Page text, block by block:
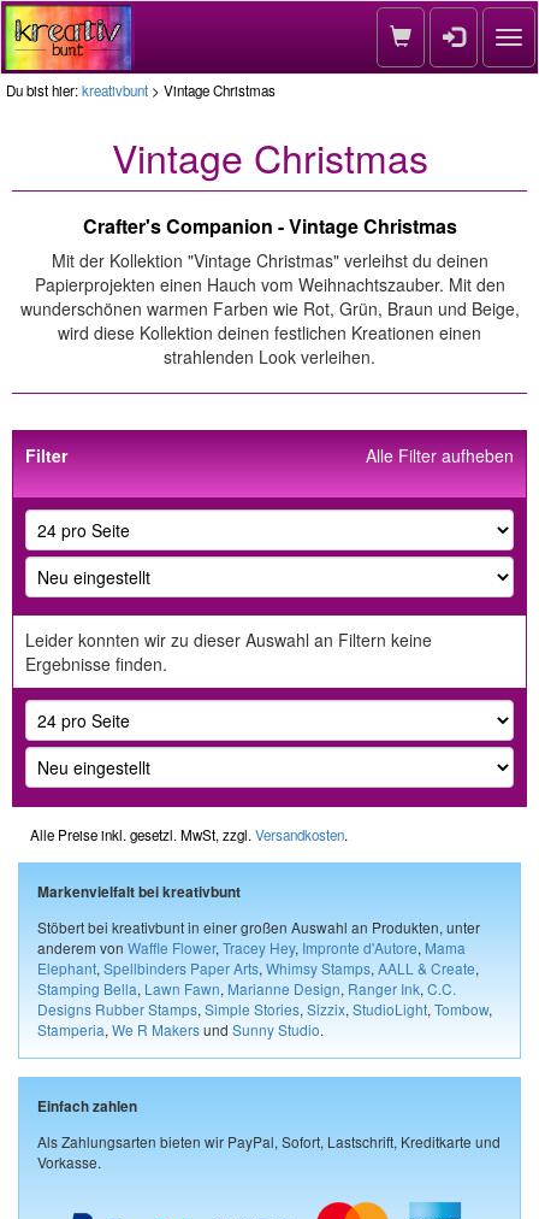
Du bist hier:kreativbunt > Vintage Christmas
Vintage Christmas
Crafter's Companion - Vintage Christmas
Mit der Kollektion "Vintage Christmas" verleihst du deinen
Papierprojekten einen Hauch vom Weihnachtszauber. Mit den
wunderschönen warmen Farben wie Rot, Grün, Braun und Beige,
wird diese Kollektion deinen festlichen Kreationen einen
strahlenden Look verleihen.
Alle Filter aufheben
Filter
Leider konnten wir zu dieser Auswahl an Filtern keine
Ergebnisse finden.
Alle Preise inkl. gesetzl. MwSt, zzgl. Versandkosten.
Markenvielfalt bei kreativbunt
Stöbert bei kreativbunt in einer großen Auswahl an Produkten, unter
anderem von Waffle Flower, Tracey Hey, Impronte d'Autore, Mama
Elephant, Spellbinders Paper Arts, Whimsy Stamps, AALL & Create,
Stamping Bella, Lawn Fawn, Marianne Design, Ranger Ink, C.C.
Designs Rubber Stamps, Simple Stories, Sizzix, StudioLight, Tombow,
Stamperia, We R Makersund Sunny Studio.
Einfach zahlen
Als Zahlungsarten bieten wir PayPal, Sofort, Lastschrift, Kreditkarte und
Vorkasse.